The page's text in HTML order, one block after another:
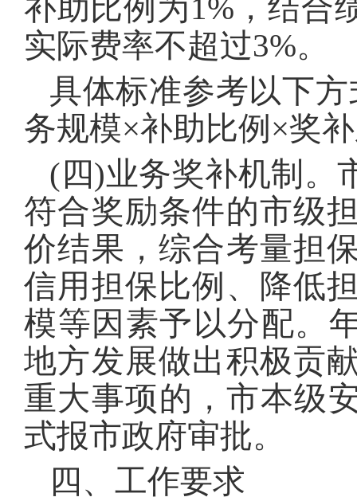
补助比例为1%，结合
实际费率不超过3%。
具体标准参考以下
务规模×补助比例×奖
(四)业务奖补机制。
符合奖励条件的市级
价结果，综合考量担
信用担保比例、降低
模等因素予以分配。
地方发展做出积极贡
重大事项的，市本级
式报市政府审批。
四、工作要求